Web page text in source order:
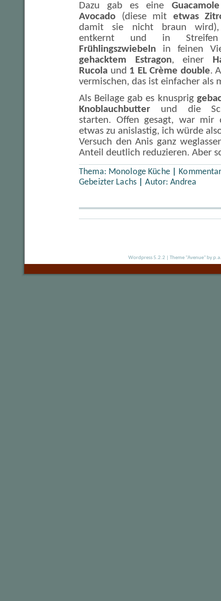
Dazu gab es eine Guacamole
Avocado (diese mit etwas
damit sie nicht braun
entkernt und in Streifen
Frühlingszwiebeln in feinen
gehacktem Estragon, einer
Rucola und 1 EL Crème double.
vermischen, das ist einfacher als
Als Beilage gab es knusprig
Knoblauchbutter und die
starten. Offen gesagt, war mir
etwas zu anislastig, ich würde
Versuch den Anis ganz
Anteil deutlich reduzieren. Aber
Thema: Monologe Küche
Gebeizter Lachs |Autor:Andrea
Wordpress 5.2.2 Theme "Avenue" by